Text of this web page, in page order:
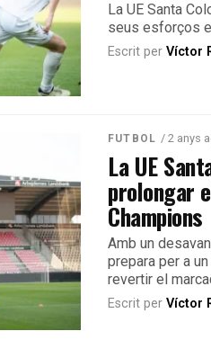
La UE Santa
seus esforços
Escrit perVíctor
FUTBOL / 2 anys
La UE
prolongar
Champions
Amb un
prepara per a
revertir el
Escrit perVíctor